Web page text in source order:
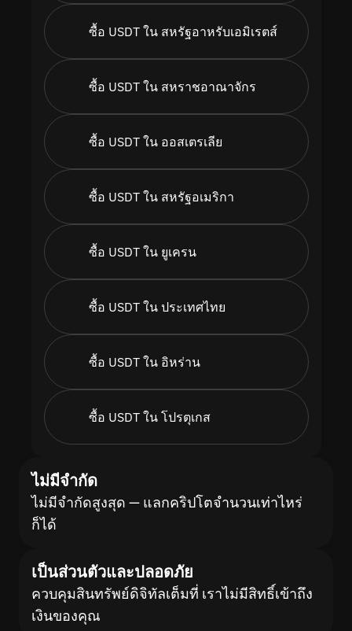
ซื้อ USDT ใน สหรัฐอาหรับเอมิเรตส์
ซื้อ USDT ใน สหราชอาณาจักร
ซื้อ USDT ใน ออสเตรเลีย
ซื้อ USDT ใน สหรัฐอเมริกา
ซื้อ USDT ใน ยูเครน
ซื้อ USDT ใน ประเทศไทย
ซื้อ USDT ใน อิหร่าน
ซื้อ USDT ใน โปรตุเกส
ไม่มีจำกัด
ไม่มีจำกัดสูงสุด — แลกคริปโตจำนวนเท่าไหร่
ก็ได้
เป็นส่วนตัวและปลอดภัย
ควบคุมสินทรัพย์ดิจิทัลเต็มที่ เราไม่มีสิทธิ์เข้าถึง
เงินของคุณ